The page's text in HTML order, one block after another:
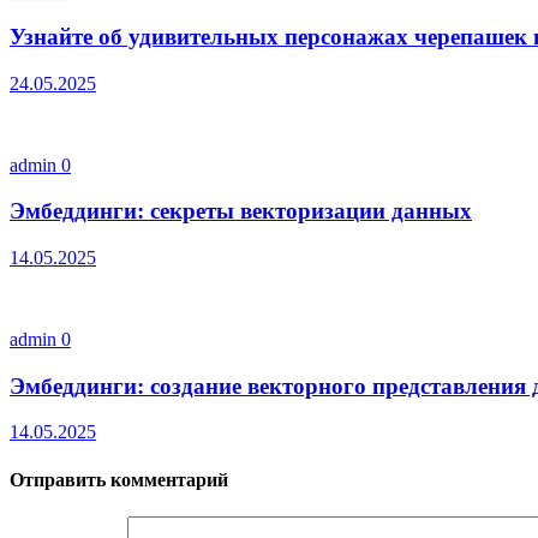
Узнайте об удивительных персонажах черепашек
24.05.2025
admin 0
Эмбеддинги: секреты векторизации данных
14.05.2025
admin 0
Эмбеддинги: создание векторного
14.05.2025
Отправить комментарий